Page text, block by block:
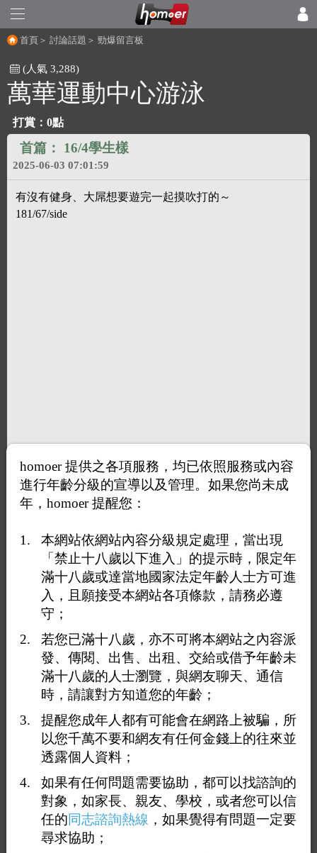
首頁 ＞ 討論話題 ＞ 勁爆留言板
(人氣 3,288)
萬華運動中心游泳
打賞：0點
首篇： 16/4學生樣
2025-06-03 07:01:59
有沒有健身、大屌想要遊完一起摸吹打的～
181/67/side
打賞
送花
<< 1 2 3 4 5 ... 12 >>
回覆11：不分來游泳
2025-08-25 16:04:10
homoer 提供之各項服務，均已依照服務或內容
進行年齡分級的宣導以及管理。如果您尚未成
年，homoer 提醒您：
本網站依網站內容分級規定處理，當出現
「禁止十八歲以下進入」的提示時，限定年
滿十八歲或達當地國家法定年齡人士方可進
入，且願接受本網站各項條款，請務必遵
守；
若您已滿十八歲，亦不可將本網站之內容派
發、傳閱、出售、出租、交給或借予年齡未
滿十八歲的人士瀏覽，與網友聊天、通信
時，請讓對方知道您的年齡；
提醒您成年人都有可能會在網路上被騙，所
以您千萬不要和網友有任何金錢上的往來並
透露個人資料；
如果有任何問題需要協助，都可以找諮詢的
對象，如家長、親友、學校，或者您可以信
任的同志諮詢熱線 ，如果覺得有問題一定要
尋求協助；